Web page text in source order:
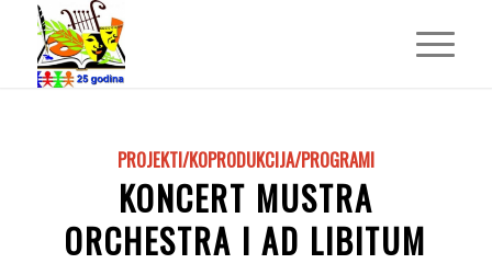
PROJEKTI/KOPRODUKCIJA/PROGRAMI
KONCERT MUSTRA
ORCHESTRA I AD LIBITUM